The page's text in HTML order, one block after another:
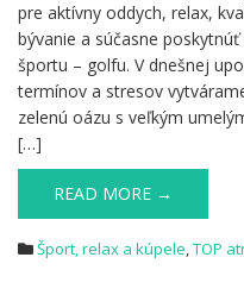
pre aktívny oddych, relax,
bývanie a súčasne
športu – golfu. V dnešnej
termínov a stresov
zelenú oázu s veľkým
[…]
READ MORE →
Šport, relax a kúpele,TOP